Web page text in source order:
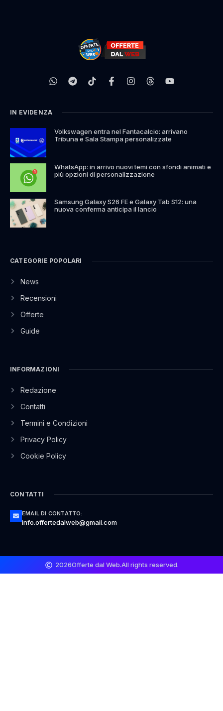
IN EVIDENZA
Volkswagen entra nel Fantacalcio: arrivano
Tribuna e Sala Stampa personalizzate
WhatsApp: in arrivo nuovi temi con sfondi animati e
più opzioni di personalizzazione
Samsung Galaxy S26 FE e Galaxy Tab S12: una
nuova conferma anticipa il lancio
CATEGORIE POPOLARI
News
Recensioni
Offerte
Guide
INFORMAZIONI
Redazione
Contatti
Termini e Condizioni
Privacy Policy
Cookie Policy
CONTATTI
EMAIL DI CONTATTO:
info.offertedalweb@gmail.com
2026Offerte dal Web.All rights reserved.